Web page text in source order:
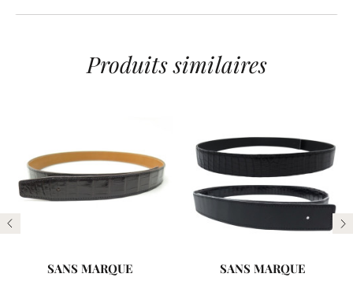
Précédent
Produits similaires
SANS MARQUE SANS MARQUE